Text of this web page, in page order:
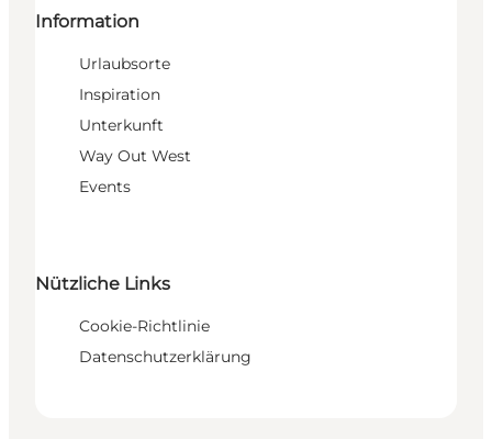
Information
Urlaubsorte
Inspiration
Unterkunft
Way Out West
Events
Nützliche Links
Cookie-Richtlinie
Datenschutzerklärung